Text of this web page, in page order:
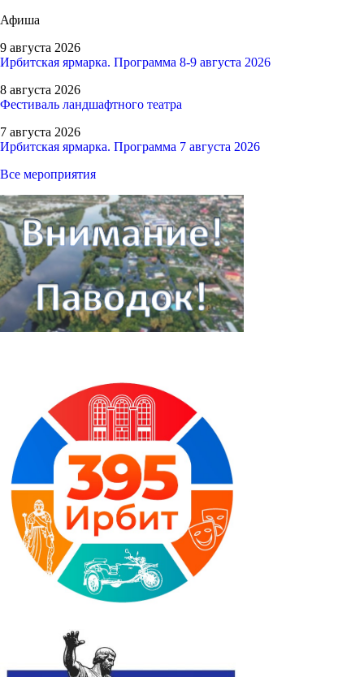
Афиша
9 августа 2026
Ирбитская ярмарка. Программа 8-9 августа 2026
8 августа 2026
Фестиваль ландшафтного театра
7 августа 2026
Ирбитская ярмарка. Программа 7 августа 2026
Все мероприятия